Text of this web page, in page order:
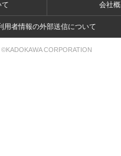
て 会社
用者情報の外部送信について
©KADOKAWA CORPORATION